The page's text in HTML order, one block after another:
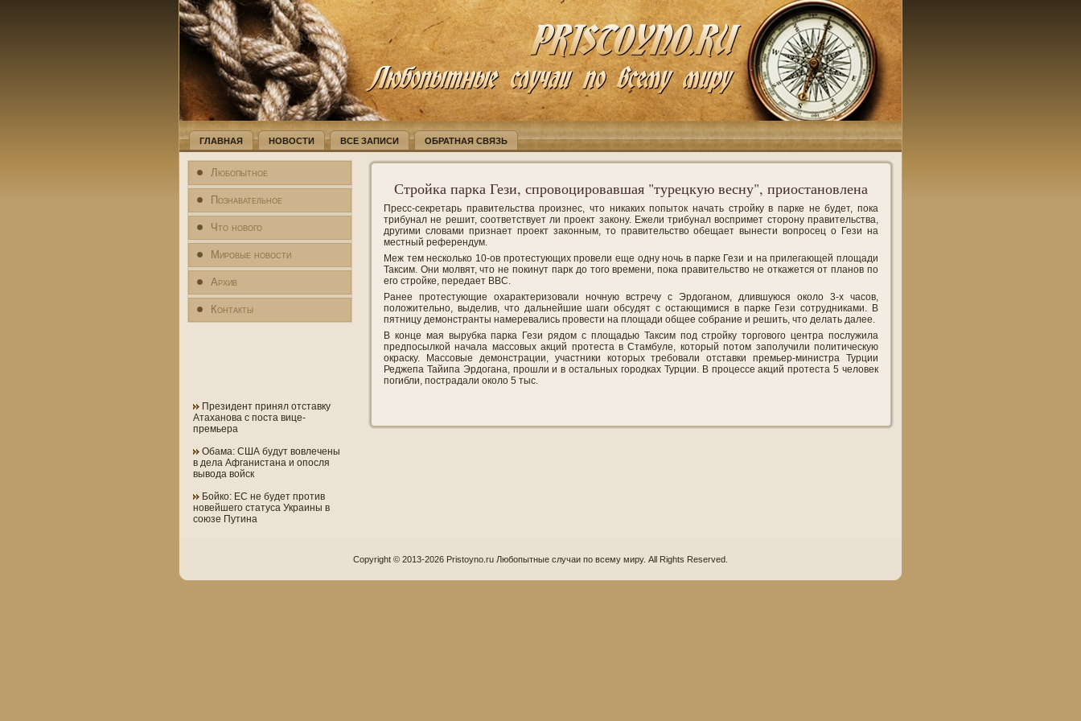
ГЛАВНАЯ НОВОСТИ ВСЕ ЗАПИСИ ОБРАТНАЯ СВЯЗЬ
Любопытное
Познавательное
Что нового
Мировые новости
Архив
Контакты
Президент принял отставку
Атаханова с поста вице-
премьера
Обама: США будут вовлечены
в дела Афганистана и опосля
вывода войск
Бойко: ЕС не будет против
новейшего статуса Украины в
союзе Путина
Стройка парка Гези, спровоцировавшая "турецкую весну", приостановлена
Пресс-секретарь правительства произнес, что никаких попыток начать стройку в парке не будет, пока
трибунал не решит, соответствует ли проект закону. Ежели трибунал воспримет сторону правительства,
другими словами признает проект законным, то правительство обещает вынести вопросец о Гези на
местный референдум.
Меж тем несколько 10-ов протестующих провели еще одну ночь в парке Гези и на прилегающей площади
Таксим. Они молвят, что не покинут парк до того времени, пока правительство не откажется от планов по
его стройке, передает BBC.
Ранее протестующие охарактеризовали ночную встречу с Эрдоганом, длившуюся около 3-х часов,
положительно, выделив, что дальнейшие шаги обсудят с остающимися в парке Гези сотрудниками. В
пятницу демонстранты намеревались провести на площади общее собрание и решить, что делать далее.
В конце мая вырубка парка Гези рядом с площадью Таксим под стройку торгового центра послужила
предпосылкой начала массовых акций протеста в Стамбуле, который потом заполучили политическую
окраску. Массовые демонстрации, участники которых требовали отставки премьер-министра Турции
Реджепа Тайипа Эрдогана, прошли и в остальных городках Турции. В процессе акций протеста 5 человек
погибли, пострадали около 5 тыс.
Copyright © 2013-2026 Pristoyno.ru Любопытные случаи по всему миру. All Rights Reserved.